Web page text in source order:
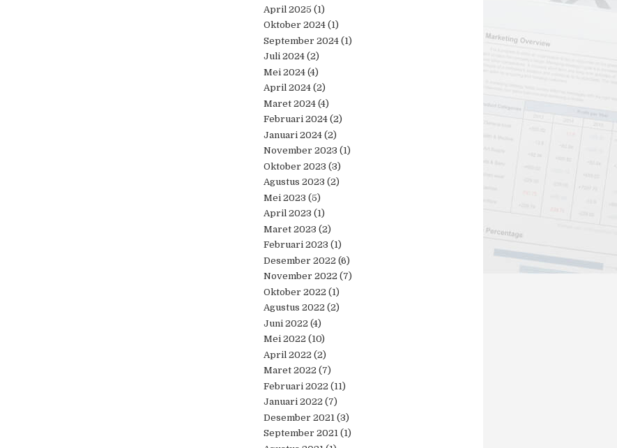
April 2025 (1)
Oktober 2024 (1)
September 2024 (1)
Juli 2024 (2)
Mei 2024 (4)
April 2024 (2)
Maret 2024 (4)
Februari 2024 (2)
Januari 2024 (2)
November 2023 (1)
Oktober 2023 (3)
Agustus 2023 (2)
Mei 2023 (5)
April 2023 (1)
Maret 2023 (2)
Februari 2023 (1)
Desember 2022 (6)
November 2022 (7)
Oktober 2022 (1)
Agustus 2022 (2)
Juni 2022 (4)
Mei 2022 (10)
April 2022 (2)
Maret 2022 (7)
Februari 2022 (11)
Januari 2022 (7)
Desember 2021 (3)
September 2021 (1)